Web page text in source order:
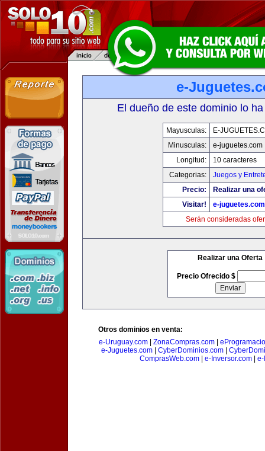
e-
El dueño de este dominio lo
Mayusculas:
E-
Minusculas:
e-juguetes.com
Longitud:
10 caracteres
Categorias:
Juegos y
Precio:
Realizar una
Visitar!
e-juguetes.com
Serán consideradas
Realizar una Oferta
Precio Ofrecido $
Otros dominios en venta:
e-Uruguay.com
ZonaCompras.com
e-Juguetes.com| CyberDominios.com|
ComprasWeb.com
e-Inversor.com e-